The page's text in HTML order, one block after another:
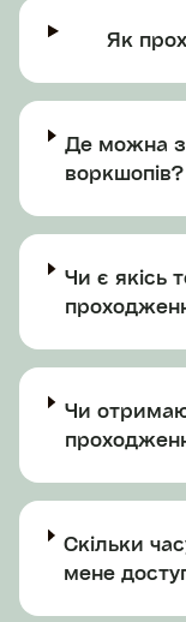
Як
Де можна
воркшопів?
Чи є якісь
Чи
Скільки
мене